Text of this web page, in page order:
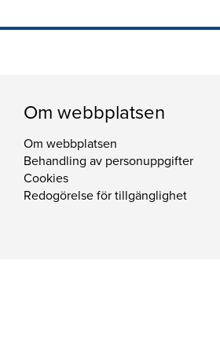
Om webbplatsen
Om webbplatsen
Behandling av personuppgifter
Cookies
Redogörelse för tillgänglighet